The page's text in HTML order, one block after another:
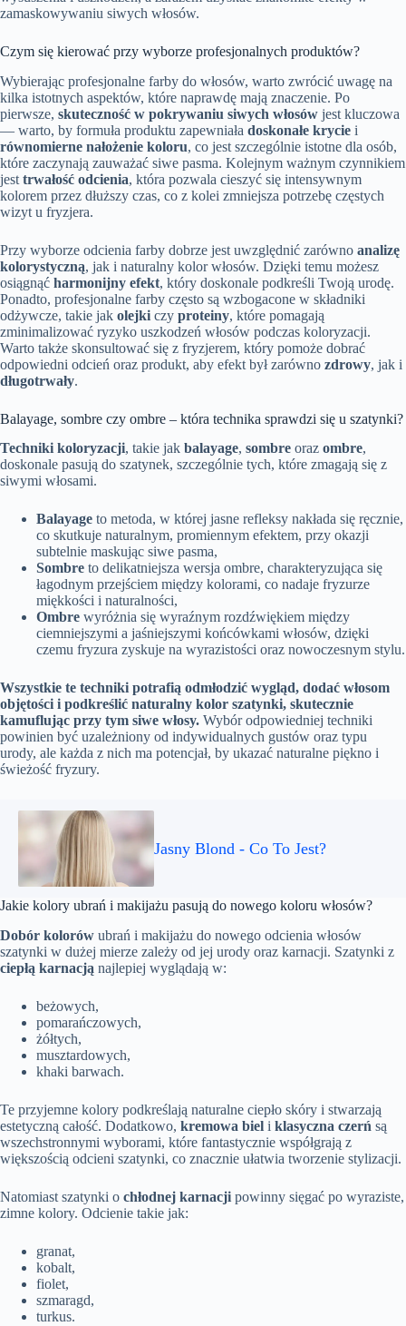
zamaskowywaniu siwych włosów.
Czym się kierować przy wyborze profesjonalnych produktów?
Wybierając profesjonalne farby do włosów, warto zwrócić uwagę na
kilka istotnych aspektów, które naprawdę mają znaczenie. Po
pierwsze, skuteczność w pokrywaniu siwych włosów jest kluczowa
— warto, by formuła produktu zapewniała doskonałe krycie i
równomierne nałożenie koloru, co jest szczególnie istotne dla osób,
które zaczynają zauważać siwe pasma. Kolejnym ważnym czynnikiem
jest trwałość odcienia, która pozwala cieszyć się intensywnym
kolorem przez dłuższy czas, co z kolei zmniejsza potrzebę częstych
wizyt u fryzjera.
Przy wyborze odcienia farby dobrze jest uwzględnić zarówno analizę
kolorystyczną, jak i naturalny kolor włosów. Dzięki temu możesz
osiągnąć harmonijny efekt, który doskonale podkreśli Twoją urodę.
Ponadto, profesjonalne farby często są wzbogacone w składniki
odżywcze, takie jak olejki czy proteiny, które pomagają
zminimalizować ryzyko uszkodzeń włosów podczas koloryzacji.
Warto także skonsultować się z fryzjerem, który pomoże dobrać
odpowiedni odcień oraz produkt, aby efekt był zarówno zdrowy, jak i
długotrwały.
Balayage, sombre czy ombre – która technika sprawdzi się u szatynki?
Techniki koloryzacji, takie jak balayage, sombre oraz ombre,
doskonale pasują do szatynek, szczególnie tych, które zmagają się z
siwymi włosami.
Balayage to metoda, w której jasne refleksy nakłada się ręcznie,
co skutkuje naturalnym, promiennym efektem, przy okazji
subtelnie maskując siwe pasma,
Sombre to delikatniejsza wersja ombre, charakteryzująca się
łagodnym przejściem między kolorami, co nadaje fryzurze
miękkości i naturalności,
Ombre wyróżnia się wyraźnym rozdźwiękiem między
ciemniejszymi a jaśniejszymi końcówkami włosów, dzięki
czemu fryzura zyskuje na wyrazistości oraz nowoczesnym stylu.
Wszystkie te techniki potrafią odmłodzić wygląd, dodać włosom
objętości i podkreślić naturalny kolor szatynki, skutecznie
kamuflując przy tym siwe włosy. Wybór odpowiedniej techniki
powinien być uzależniony od indywidualnych gustów oraz typu
urody, ale każda z nich ma potencjał, by ukazać naturalne piękno i
świeżość fryzury.
Jasny Blond - Co To Jest?
Jakie kolory ubrań i makijażu pasują do nowego koloru włosów?
Dobór kolorów ubrań i makijażu do nowego odcienia włosów
szatynki w dużej mierze zależy od jej urody oraz karnacji. Szatynki z
ciepłą karnacją najlepiej wyglądają w:
beżowych,
pomarańczowych,
żółtych,
musztardowych,
khaki barwach.
Te przyjemne kolory podkreślają naturalne ciepło skóry i stwarzają
estetyczną całość. Dodatkowo, kremowa biel i klasyczna czerń są
wszechstronnymi wyborami, które fantastycznie współgrają z
większością odcieni szatynki, co znacznie ułatwia tworzenie stylizacji.
Natomiast szatynki o chłodnej karnacji powinny sięgać po wyraziste,
zimne kolory. Odcienie takie jak:
granat,
kobalt,
fiolet,
szmaragd,
turkus.